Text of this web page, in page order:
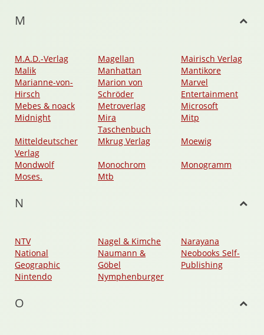
M
M.A.D.-Verlag Magellan
Mairisch Verlag
Malik
Manhattan
Mantikore
Marianne-von-
Hirsch
Marion von
Schröder
Marvel
Entertainment
Mebes & noack
Metroverlag
Microsoft
Midnight
Mira
Taschenbuch
Mitp
Mitteldeutscher
Verlag
Mkrug Verlag Moewig
Mondwolf Monochrom
Monogramm
Moses.
Mtb
N
NTV Nagel & Kimche
Narayana
National
Geographic
Naumann &
Göbel
Neobooks Self-
Publishing
Nintendo
Nymphenburger
O